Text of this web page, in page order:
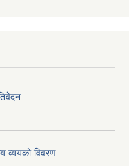
व्ययको विवरण